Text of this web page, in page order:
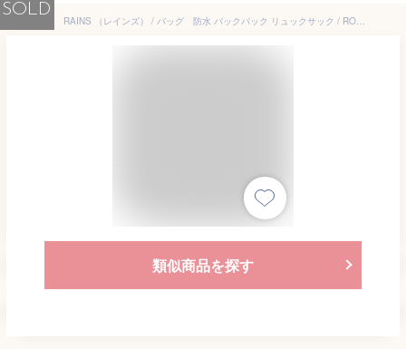
SOLD
RAINS （レインズ） / バッグ 防水 バックパック リュックサック / ROLLTOP RUCKSACK - BLACK / 53209-1-03408 99/ 防水バックパック 防水リュックサック メンズ レディース かわいい 通勤 通学 ママバッグ ママリュック レーンズ おしゃれ 使いやすい 黒 ブラック【t79】
類似商品を探す